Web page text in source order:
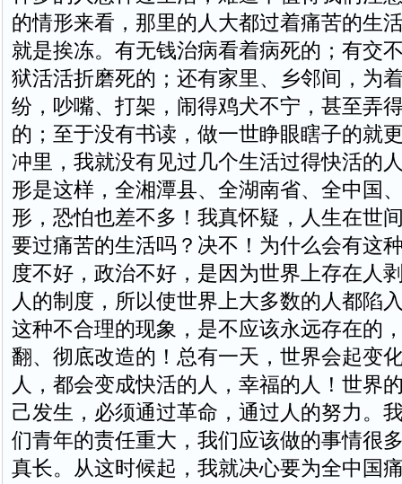
的情形来看，那里的人大都过着痛苦的生
就是挨冻。有无钱治病看着病死的；有交
狱活活折磨死的；还有家里、乡邻间，为
纷，吵嘴、打架，闹得鸡犬不宁，甚至弄
的；至于没有书读，做一世睁眼瞎子的就
冲里，我就没有见过几个生活过得快活的
形是这样，全湘潭县、全湖南省、全中国
形，恐怕也差不多！我真怀疑，人生在世
要过痛苦的生活吗？决不！为什么会有这
度不好，政治不好，是因为世界上存在人
人的制度，所以使世界上大多数的人都陷
这种不合理的现象，是不应该永远存在的
翻、彻底改造的！总有一天，世界会起变
人，都会变成快活的人，幸福的人！世界
己发生，必须通过革命，通过人的努力。
们青年的责任重大，我们应该做的事情很
真长。从这时候起，我就决心要为全中国